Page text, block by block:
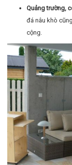
Quảng trường,
đá nâu khò
cộng.